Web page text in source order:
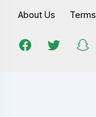
About Us